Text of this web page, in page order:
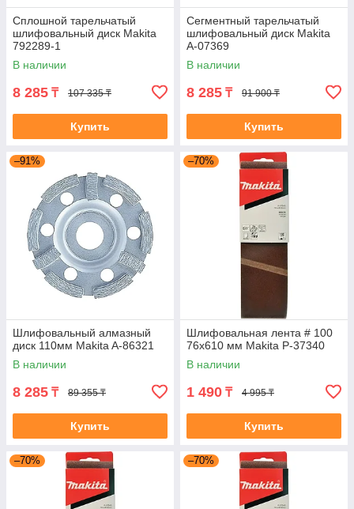
Сплошной тарельчатый
шлифовальный диск Makita
792289-1
В наличии
8 285 ₸ 107 335 ₸
Купить
Сегментный тарельчатый
шлифовальный диск Makita
A-07369
В наличии
8 285 ₸ 91 900 ₸
Купить
–91%
Шлифовальный алмазный
диск 110мм Makita A-86321
В наличии
8 285 ₸ 89 355 ₸
Купить
–70%
Шлифовальная лента # 100
76x610 мм Makita P-37340
В наличии
1 490 ₸ 4 995 ₸
Купить
–70% –70%